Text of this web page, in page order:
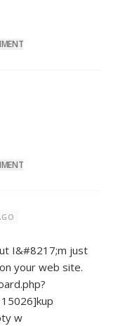
I&#8217;m just
your web site.
w